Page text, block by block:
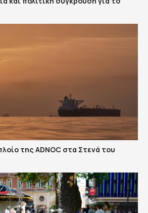
της ADNOC στα Στενά του